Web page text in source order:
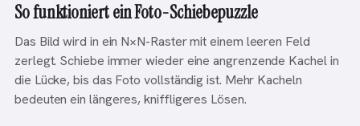
So funktioniert ein Foto-Schiebepuzzle
Das Bild wird in ein N×N-Raster mit einem leeren Feld
zerlegt. Schiebe immer wieder eine angrenzende Kachel in
die Lücke, bis das Foto vollständig ist. Mehr Kacheln
bedeuten ein längeres, kniffligeres Lösen.